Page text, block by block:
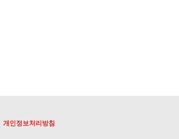
개인정보처리방침